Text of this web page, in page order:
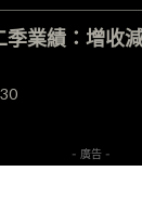
季業績：增收
- 廣告 -